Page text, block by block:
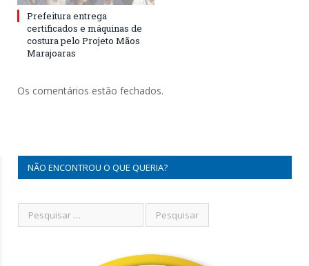
Prefeitura entrega
certificados e máquinas de
costura pelo Projeto Mãos
Marajoaras
Os comentários estão fechados.
NÃO ENCONTROU O QUE QUERIA?